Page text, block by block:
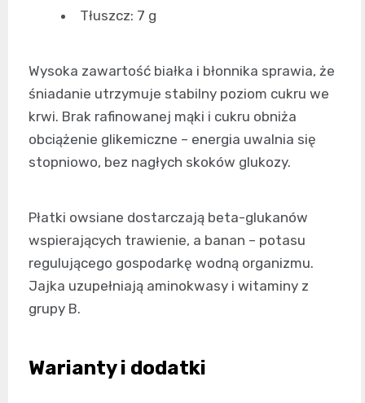
Tłuszcz: 7 g
Wysoka zawartość białka i błonnika sprawia, że
śniadanie utrzymuje stabilny poziom cukru we
krwi. Brak rafinowanej mąki i cukru obniża
obciążenie glikemiczne – energia uwalnia się
stopniowo, bez nagłych skoków glukozy.
Płatki owsiane dostarczają beta-glukanów
wspierających trawienie, a banan – potasu
regulującego gospodarkę wodną organizmu.
Jajka uzupełniają aminokwasy i witaminy z
grupy B.
Warianty i dodatki